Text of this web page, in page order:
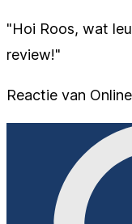
"Hoi Roos, wat
review!"
Reactie van